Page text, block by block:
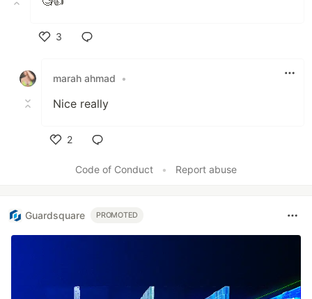
3
marah ahmad
•
Nice really
2
Code of Conduct
• Report abuse
Guardsquare PROMOTED